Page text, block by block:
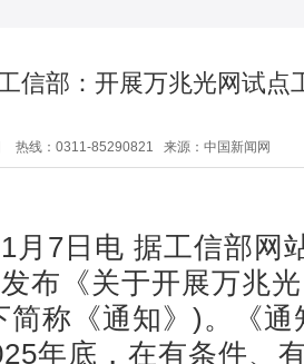
信部：开展万兆光网试点
热线：0311-85290821 来源：中国新闻网
7日电 据工信部网
布《关于开展万兆
简称《通知》)。《通
年底，在有条件、